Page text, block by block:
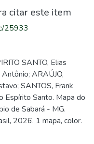
citar este item
25933
SANTO, Elias
ARAÚJO,
SANTOS, Frank
Espírito Santo. Mapa do
de Sabará - MG.
2026. 1 mapa, color.